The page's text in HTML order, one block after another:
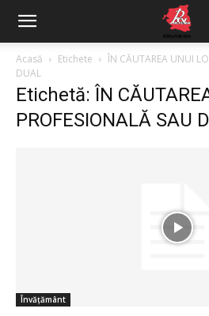
Acasă Etichete
ÎN CĂUTAREA UNUI
DUAL
Etichetă: ÎN
PROFESIONALĂ SAU
Învățământ